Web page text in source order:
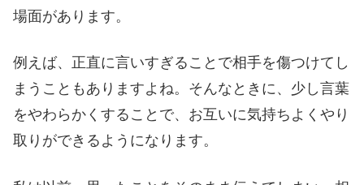
場面があります。
例えば、正直に言いすぎることで相手を傷つけてし
まうこともありますよね。そんなときに、少し言葉
をやわらかくすることで、お互いに気持ちよくやり
取りができるようになります。